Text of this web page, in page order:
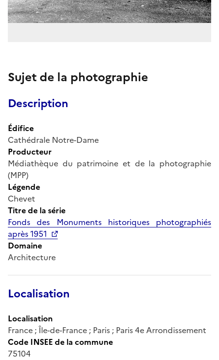
Sujet de la photographie
Description
Édifice
Cathédrale Notre-Dame
Producteur
Médiathèque du patrimoine et de la photographie
(MPP)
Légende
Chevet
Titre de la série
Fonds des Monuments historiques photographiés
après 1951
Domaine
Architecture
Localisation
Localisation
France ; Île-de-France ; Paris ; Paris 4e Arrondissement
Code INSEE de la commune
75104